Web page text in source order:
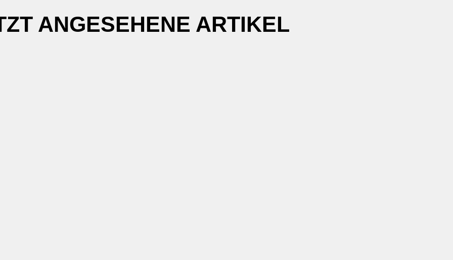
ANGESEHENE ARTIKEL